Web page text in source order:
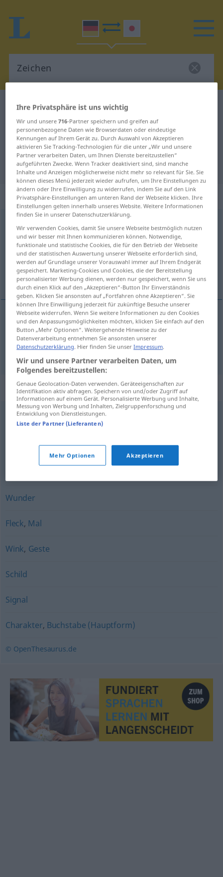
Deutsch-Japanisch Wörterbuch
Deutsch-Japanisch Übersetzung
für "Zeichen"
"Zeichen" Japanisch Übersetzung
„Zeichen“: Neutrum
Übersicht aller Übersetzungen
(Für mehr Details die Übersetzung anklicken/antippen)
記号, 合図
記号 [kigō] Zeichen
合図[aizu] Zeichen Wink
Synonyme für "Zeichen"
Markierung,Symbol,Merkmal
Vorzeichen,Signal
Wunder
Fleck, Mal
Wink, Geste
Schild
Signal
Charakter, Buchstabe (Hauptform)
© OpenThesaurus.de
Ihre Privatsphäre ist uns wichtig
Wir und unsere716-Partner speichern und greifen auf
personenbezogene Daten wie Browserdaten oder eindeutige
Kennungen auf Ihrem Gerät zu. Durch Auswahl von Akzeptieren
aktivieren Sie Tracking-Technologien für die unter „Wir und unsere
Partner verarbeiten Daten, um Ihnen Dienste bereitzustellen“
aufgeführten Zwecke. Wenn Tracker deaktiviert sind, sind manche
Inhalte und Anzeigen möglicherweise nicht mehr so relevant für Sie. Sie
können dieses Menü jederzeit wieder aufrufen, um Ihre Einstellungen zu
ändern oder Ihre Einwilligung zu widerrufen, indem Sie auf den Link
Privatsphäre-Einstellungen am unteren Rand der Webseite klicken. Ihre
Einstellungen gelten innerhalb unseres Website. Weitere Informationen
finden Sie in unserer Datenschutzerklärung.
Wir verwenden Cookies, damit Sie unsere Webseite bestmöglich nutzen
und wir besser mit Ihnen kommunizieren können. Notwendige,
funktionale und statistische Cookies, die für den Betrieb der Webseite
und der statistischen Auswertung unserer Webseite erforderlich sind,
werden auf Grundlage unserer Vorauswahl immer auf Ihrem Endgerät
gespeichert. Marketing-Cookies und Cookies, die der Bereitstellung
personalisierter Werbung dienen, werden nur gespeichert, wenn Sie uns
durch einen Klick auf den „Akzeptieren“-Button Ihr Einverständnis
geben. Klicken Sie ansonsten auf „Fortfahren ohne Akzeptieren“. Sie
können Ihre Einwilligung jederzeit für zukünftige Besuche unserer
Webseite widerrufen. Wenn Sie weitere Informationen zu den Cookies
und den Anpassungsmöglichkeiten möchten, klicken Sie einfach auf den
Button „Mehr Optionen“. Weitergehende Hinweise zu der
Datenverarbeitung entnehmen Sie ansonsten unserer
Datenschutzerklärung. Hier finden Sie unserImpressum.
Wir und unsere Partner verarbeiten Daten, um
Folgendes bereitzustellen:
Genaue Geolocation-Daten verwenden. Geräteeigenschaften zur
Identifikation aktiv abfragen. Speichern von und/oder Zugriff auf
Informationen auf einem Gerät. Personalisierte Werbung und Inhalte,
Messung von Werbung und Inhalten, Zielgruppenforschung und
Entwicklung von Dienstleistungen.
Liste der Partner (Lieferanten)
Mehr Optionen Akzeptieren